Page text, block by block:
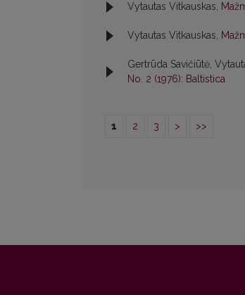
Vytautas Vitkauskas,
Vytautas Vitkauskas,
Gertrūda Savičiūtė,
No. 2 (1976): Baltistica
1 2 3 > >>